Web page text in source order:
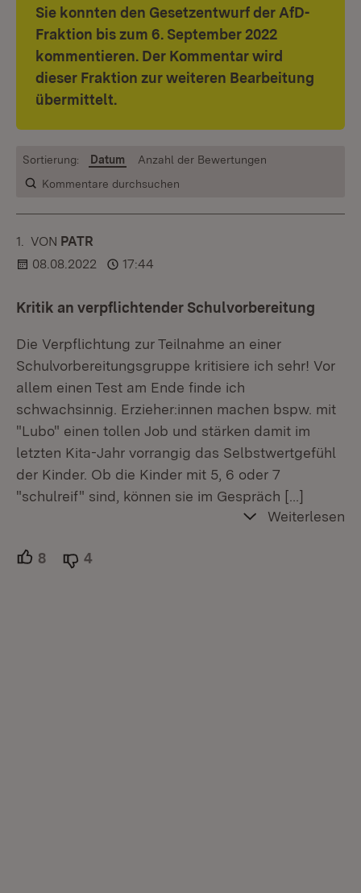
Sie konnten den Gesetzentwurf der AfD-
Fraktion bis zum 6. September 2022
kommentieren. Der Kommentar wird
dieser Fraktion zur weiteren Bearbeitung
übermittelt.
Kommentare durchsuchen
Sortierung: Datum Anzahl der Bewertungen
1. KOMMENTAR
VON :PATR
08.08.2022
17:44
Kritik an verpflichtender Schulvorbereitung
Die Verpflichtung zur Teilnahme an einer
Schulvorbereitungsgruppe kritisiere ich sehr! Vor
allem einen Test am Ende finde ich
schwachsinnig. Erzieher:innen machen bspw. mit
"Lubo" einen tollen Job und stärken damit im
letzten Kita-Jahr vorrangig das Selbstwertgefühl
der Kinder. Ob die Kinder mit 5, 6 oder 7
"schulreif" sind, können sie im Gespräch […]
Weiterlesen
8 Unterstützer.
4